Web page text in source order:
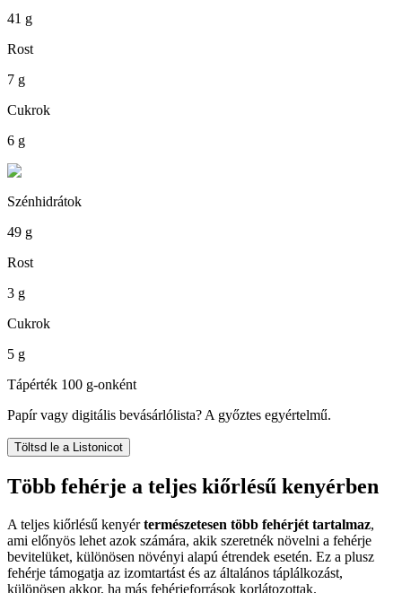
41 g
Rost
7 g
Cukrok
6 g
Szénhidrátok
49 g
Rost
3 g
Cukrok
5 g
Tápérték 100 g-onként
Papír vagy digitális bevásárlólista? A győztes egyértelmű.
Töltsd le a Listonicot
Több fehérje a teljes kiőrlésű kenyérben
A teljes kiőrlésű kenyértermészetesen több fehérjét tartalmaz,
ami előnyös lehet azok számára, akik szeretnék növelni a fehérje
bevitelüket, különösen növényi alapú étrendek esetén. Ez a plusz
fehérje támogatja az izomtartást és az általános táplálkozást,
különösen akkor, ha más fehérjeforrások korlátozottak.